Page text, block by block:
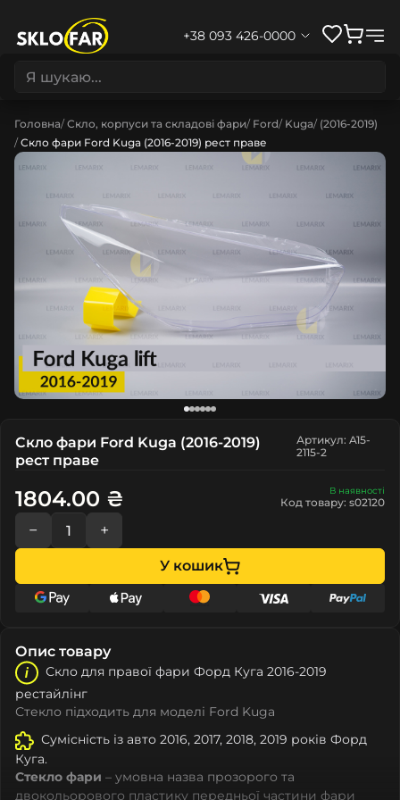
+38 093 426-0000
Головна Скло, корпуси та складові фари Ford Kuga (2016-2019)
Скло фари Ford Kuga (2016-2019) рест праве
Скло фари Ford Kuga (2016-2019)
рест праве
Артикул: A15-
2115-2
В наявності
Код товару: s02120
1804.00 ₴
− +
У кошик
Опис товару
Скло для правої фари Форд Куга 2016-2019
рестайлінг
Стекло підходить для моделі Ford Kuga
Сумісність із авто 2016, 2017, 2018, 2019 років Форд
Куга.
Стекло фари – умовна назва прозорого та
двокольорового пластику передньої частини фари